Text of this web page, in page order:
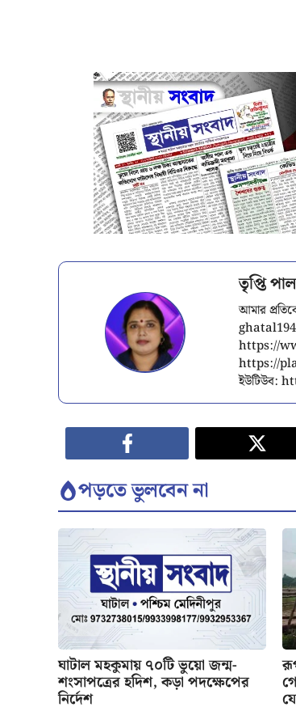
তৃপ্তি
আমার
https://
https://
ইউটিউব:
পড়তে ভুলবেন না
ঘাটাল মহকুমায় ৭০টি ভুয়ো জন্ম-
শংসাপত্রের হদিশ, কড়া পদক্ষেপের
নির্দেশ